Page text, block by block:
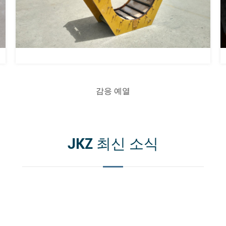
감응 예열
JKZ 최신 소식